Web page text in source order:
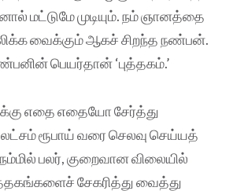
மட்டுமே முடியும். நம் ஞானத்தை
வைக்கும் ஆகச் சிறந்த நண்பன்.
பெயர்தான் ‘புத்தகம்.’
எதை எதையோ சேர்த்து
ரூபாய் வரை செலவு செய்யத்
பலர், குறைவான விலையில்
சேகரித்து வைத்து